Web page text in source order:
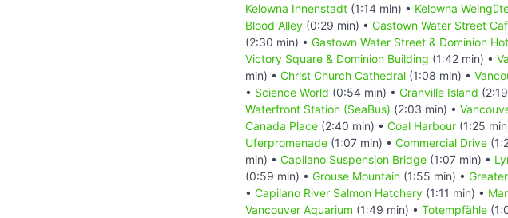
Kelowna Innenstadt (1:14 min) • Kelowna
Blood Alley (0:29 min) • Gastown Water Street
(2:30 min) • Gastown Water Street & Dominion
Victory Square & Dominion Building (1:42 min) •
min) • Christ Church Cathedral (1:08 min) •
• Science World (0:54 min) • Granville Island
Waterfront Station (SeaBus) (2:03 min) •
Canada Place (2:40 min) • Coal Harbour (1:25
Uferpromenade (1:07 min) • Commercial Drive
min) • Capilano Suspension Bridge (1:07 min) •
(0:59 min) • Grouse Mountain (1:55 min) •
• Capilano River Salmon Hatchery (1:11 min) •
Vancouver Aquarium (1:49 min) • Totempfähle